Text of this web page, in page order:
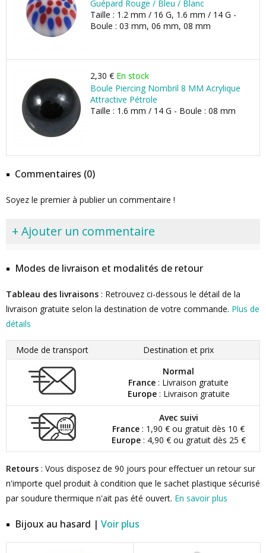
Guépard Rouge / Bleu / Blanc
Taille : 1.2 mm / 16 G, 1.6 mm / 14 G -
Boule : 03 mm, 06 mm, 08 mm
2,30 € En stock
Boule Piercing Nombril 8 MM Acrylique
Attractive Pétrole
Taille : 1.6 mm / 14 G - Boule : 08 mm
Commentaires (0)
Soyez le premier à publier un commentaire !
+ Ajouter un commentaire
Modes de livraison et modalités de retour
Tableau des livraisons : Retrouvez ci-dessous le détail de la
livraison gratuite selon la destination de votre commande. Plus de
détails
Mode de transport
Destination et prix
Normal
France : Livraison gratuite
Europe: Livraison gratuite
Avec suivi
France : 1,90 € ou gratuit dès 10 €
Europe: 4,90 € ou gratuit dès 25 €
Retours : Vous disposez de 90 jours pour effectuer un retour sur
n'importe quel produit à condition que le sachet plastique sécurisé
par soudure thermique n'ait pas été ouvert. En savoir plus
Bijoux au hasard | Voir plus